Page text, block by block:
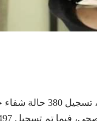
شفاء جديدة من